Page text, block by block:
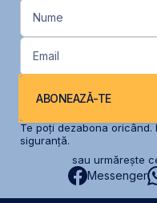
Nume
Email
ABONEAZĂ-TE
Te poți dezabona oricând.
siguranță.
sau urmărește
Messenger